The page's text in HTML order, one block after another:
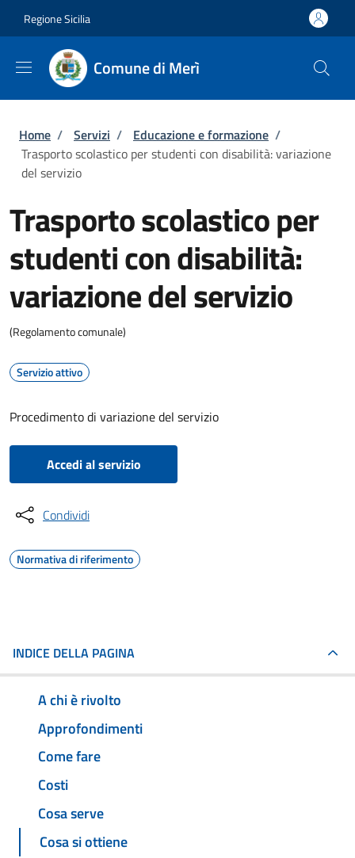
Regione Sicilia
Comune di Merì
Briciole di pane
Home / Servizi / Educazione e formazione /
Trasporto scolastico per studenti con disabilità: variazione
del servizio
Trasporto scolastico per
studenti con disabilità:
variazione del servizio
(Regolamento comunale)
Servizio attivo
Procedimento di variazione del servizio
Accedi al servizio
Condividi
Normativa di riferimento
INDICE DELLA PAGINA
A chi è rivolto
Approfondimenti
Come fare
Costi
Cosa serve
Cosa si ottiene